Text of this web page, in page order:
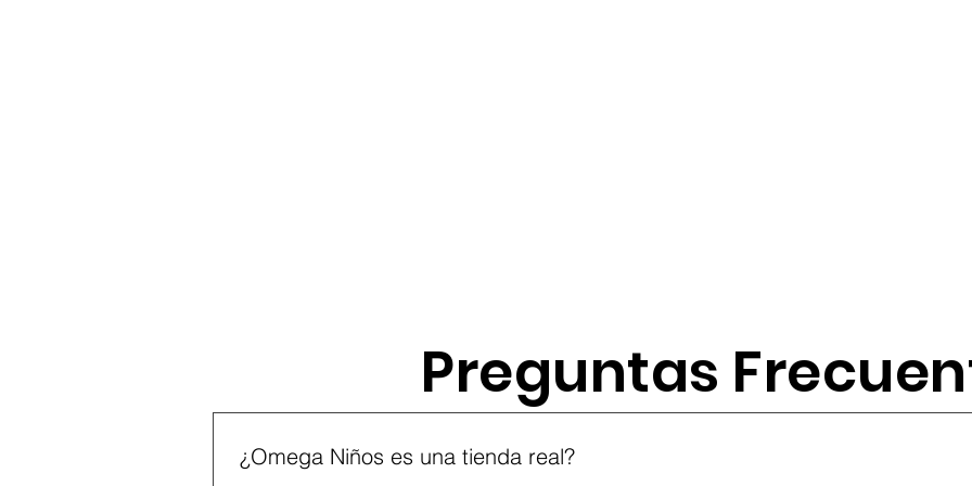
Preguntas frecuentes
¿Omega Niños es una tienda real?
Preguntas